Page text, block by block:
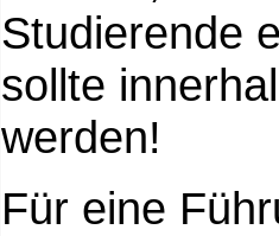
Studierende
sollte
werden!
Für eine